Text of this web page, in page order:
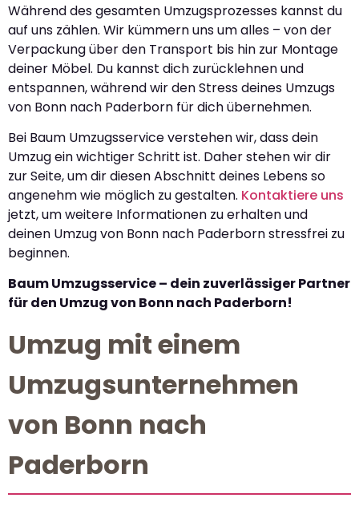
Während des gesamten Umzugsprozesses kannst du
auf uns zählen. Wir kümmern uns um alles – von der
Verpackung über den Transport bis hin zur Montage
deiner Möbel. Du kannst dich zurücklehnen und
entspannen, während wir den Stress deines Umzugs
von Bonn nach Paderborn für dich übernehmen.
Bei Baum Umzugsservice verstehen wir, dass dein
Umzug ein wichtiger Schritt ist. Daher stehen wir dir
zur Seite, um dir diesen Abschnitt deines Lebens so
angenehm wie möglich zu gestalten. Kontaktiere uns
jetzt, um weitere Informationen zu erhalten und
deinen Umzug von Bonn nach Paderborn stressfrei zu
beginnen.
Baum Umzugsservice – dein zuverlässiger Partner
für den Umzug von Bonn nach Paderborn!
Umzug mit einem
Umzugsunternehmen
von Bonn nach
Paderborn